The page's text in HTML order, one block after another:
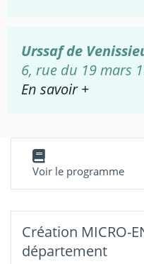
Urssaf de
6, rue du 19 mars
En savoir +
Voir le programme
Création MICRO-
département